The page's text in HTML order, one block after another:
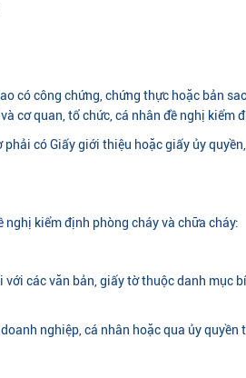
có công chứng, chứng thực hoặc bản
cơ quan, tổ chức, cá nhân đề nghị kiểm
có Giấy giới thiệu hoặc giấy ủy
kiểm định phòng cháy và chữa cháy:
các văn bản, giấy tờ thuộc danh
nghiệp, cá nhân hoặc qua ủy quyền